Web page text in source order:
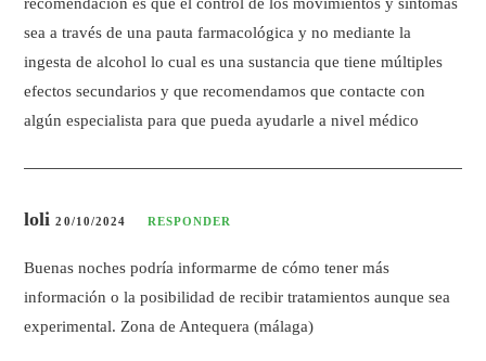
recomendación es que el control de los movimientos y síntomas
sea a través de una pauta farmacológica y no mediante la
ingesta de alcohol lo cual es una sustancia que tiene múltiples
efectos secundarios y que recomendamos que contacte con
algún especialista para que pueda ayudarle a nivel médico
loli20/10/2024 RESPONDER
Buenas noches podría informarme de cómo tener más
información o la posibilidad de recibir tratamientos aunque sea
experimental. Zona de Antequera (málaga)